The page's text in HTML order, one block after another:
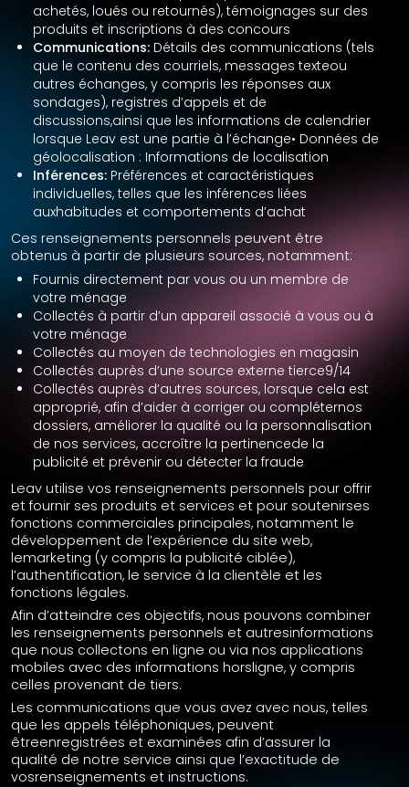
achetés, loués ou retournés), témoignages sur des
produits et inscriptions à des concours
Communications: Détails des communications (tels
que le contenu des courriels, messages texteou
autres échanges, y compris les réponses aux
sondages), registres d’appels et de
discussions,ainsi que les informations de calendrier
lorsque Leav est une partie à l’échange• Données de
géolocalisation : Informations de localisation
Inférences: Préférences et caractéristiques
individuelles, telles que les inférences liées
auxhabitudes et comportements d’achat
Ces renseignements personnels peuvent être
obtenus à partir de plusieurs sources, notamment:
Fournis directement par vous ou un membre de
votre ménage
Collectés à partir d’un appareil associé à vous ou à
votre ménage
Collectés au moyen de technologies en magasin
Collectés auprès d’une source externe tierce9/14
Collectés auprès d’autres sources, lorsque cela est
approprié, afin d’aider à corriger ou compléternos
dossiers, améliorer la qualité ou la personnalisation
de nos services, accroître la pertinencede la
publicité et prévenir ou détecter la fraude
Leav utilise vos renseignements personnels pour offrir
et fournir ses produits et services et pour soutenirses
fonctions commerciales principales, notamment le
développement de l’expérience du site web,
lemarketing (y compris la publicité ciblée),
l’authentification, le service à la clientèle et les
fonctions légales.
Afin d’atteindre ces objectifs, nous pouvons combiner
les renseignements personnels et autresinformations
que nous collectons en ligne ou via nos applications
mobiles avec des informations horsligne, y compris
celles provenant de tiers.
Les communications que vous avez avec nous, telles
que les appels téléphoniques, peuvent
êtreenregistrées et examinées afin d’assurer la
qualité de notre service ainsi que l’exactitude de
vosrenseignements et instructions.